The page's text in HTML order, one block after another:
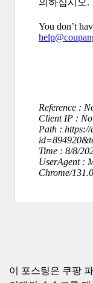
이 포스팅은 쿠팡